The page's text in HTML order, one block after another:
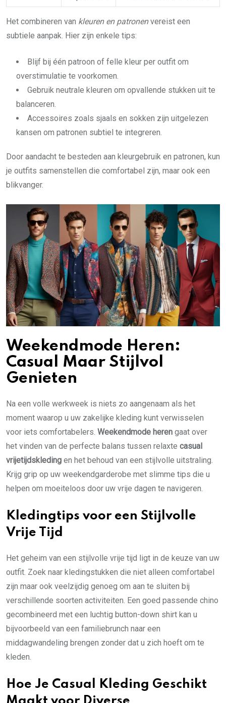
Het combineren van kleuren en patronenvereist een
subtiele aanpak. Hier zijn enkele tips:
Blijf bij één patroon of felle kleur per outfit om
overstimulatie te voorkomen.
Gebruik neutrale kleuren om opvallende stukken uit te
balanceren.
Accessoires zoals sjaals en sokken zijn uitgelezen
kansen om patronen subtiel te integreren.
Door aandacht te besteden aan kleurgebruik en patronen, kun
je outfits samenstellen die comfortabel zijn, maar ook een
blikvanger.
Weekendmode Heren:
Casual Maar Stijlvol
Genieten
Na een volle werkweek is niets zo aangenaam als het
moment waarop u uw zakelijke kleding kunt verwisselen
voor iets comfortabelers. Weekendmode heren gaat over
het vinden van de perfecte balans tussen relaxte casual
vrijetijdskleding en het behoud van een stijlvolle uitstraling.
Krijg grip op uw weekendgarderobe met slimme tips die u
helpen om moeiteloos door uw vrije dagen te navigeren.
Kledingtips voor een Stijlvolle
Vrije Tijd
Het geheim van een stijlvolle vrije tijd ligt in de keuze van uw
outfit. Zoek naar kledingstukken die niet alleen comfortabel
zijn maar ook veelzijdig genoeg om aan te sluiten bij
verschillende soorten activiteiten. Een goed passende chino
gecombineerd met een luchtig button-down shirt kan u
bijvoorbeeld van een familiebrunch naar een
middagwandeling brengen zonder dat u zich hoeft om te
kleden.
Hoe Je Casual Kleding Geschikt